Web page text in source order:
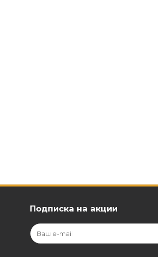
Подписка на акции